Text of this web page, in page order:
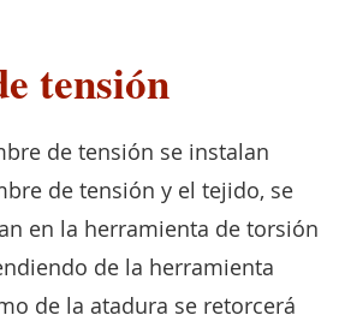
tensión
de tensión se instalan
de tensión y el tejido, se
en la herramienta de torsión
de la herramienta
de la atadura se retorcerá